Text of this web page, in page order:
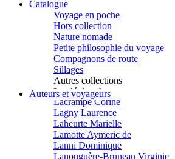
Catalogue
Voyage en poche
Hors collection
Nature nomade
Petite philosophie du voyage
Compagnons de route
Sillages
Autres collections
La clé des champs
Chemins d’étoiles
Visions
Auteurs et voyageurs
Janichon Gérard
Kerouedan Annie
Klein Julie
Klotz Lætitia
Klvana Ilya
Kotry Jérôme
La Brosse Gaële de
Labouche Didier
Lacarrière Jacques
Lacrampe Corine
Lagny Laurence
Laheurte Marielle
Lamotte Aymeric de
Lanni Dominique
Lanouguère-Bruneau Virginie